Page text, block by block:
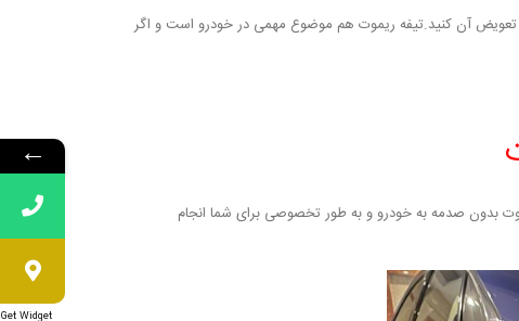
تعویض آن کنید.تیفه ریموت هم موضوع مهمی در خودرو است و اگر
بدون صدمه به خودرو و به طور تخصوصی برای شما انجام
←
Get Widget